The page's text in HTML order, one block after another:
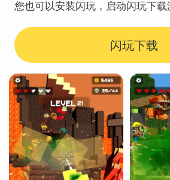
您也可以安装闪玩，启动闪玩下载
闪玩下载